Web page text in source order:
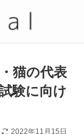
猫の代表
験に向け
2022年11月15日